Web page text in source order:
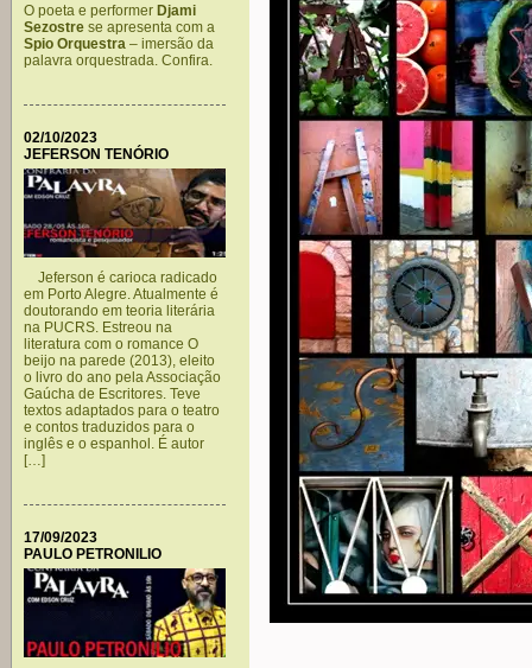
O poeta e performer Djami
Sezostre se apresenta com a
Spio Orquestra – imersão da
palavra orquestrada. Confira.
02/10/2023
JEFERSON TENÓRIO
Jeferson é carioca radicado
em Porto Alegre. Atualmente é
doutorando em teoria literária
na PUCRS. Estreou na
literatura com o romance O
beijo na parede (2013), eleito
o livro do ano pela Associação
Gaúcha de Escritores. Teve
textos adaptados para o teatro
e contos traduzidos para o
inglês e o espanhol. É autor
[…]
17/09/2023
PAULO PETRONILIO